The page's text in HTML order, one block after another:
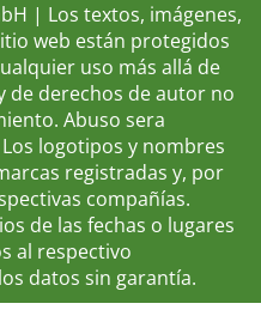
| Los textos, imágenes,
web están protegidos
uso más allá de
de derechos de autor no
Abuso sera
logotipos y nombres
registradas y, por
compañías.
de las fechas o lugares
al respectivo
datos sin garantía.